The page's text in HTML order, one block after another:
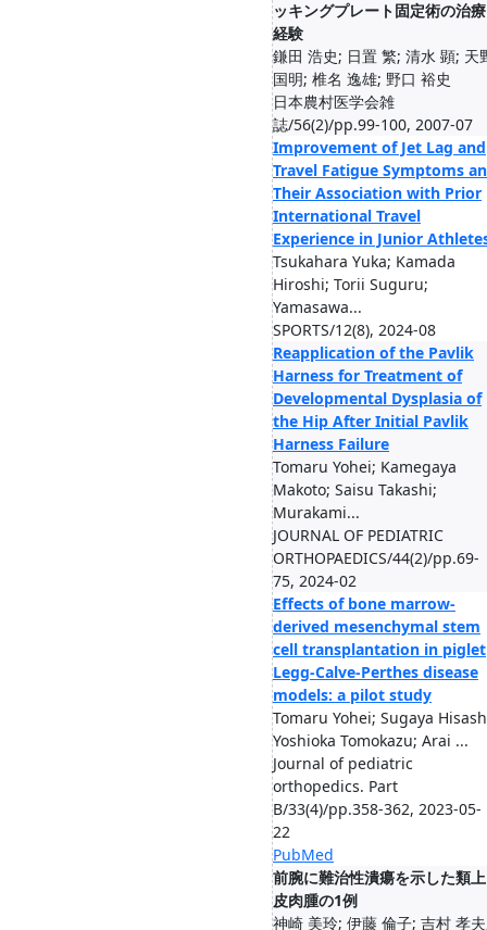
ッキングプレート固定術の治療
経験
鎌田 浩史; 日置 繁; 清水 顕; 天
国明; 椎名 逸雄; 野口 裕史
日本農村医学会雑
誌/56(2)/pp.99-100, 2007-07
Improvement of Jet Lag and
Travel Fatigue Symptoms
Their Association with Prior
International Travel
Experience in Junior
Tsukahara Yuka; Kamada
Hiroshi; Torii Suguru;
Yamasawa...
SPORTS/12(8), 2024-08
Reapplication of the Pavlik
Harness for Treatment of
Developmental Dysplasia of
the Hip After Initial Pavlik
Harness Failure
Tomaru Yohei; Kamegaya
Makoto; Saisu Takashi;
Murakami...
JOURNAL OF PEDIATRIC
ORTHOPAEDICS/44(2)/pp.69-
75, 2024-02
Effects of bone marrow-
derived mesenchymal stem
cell transplantation in piglet
Legg-Calve-Perthes disease
models: a pilot study
Tomaru Yohei; Sugaya
Yoshioka Tomokazu; Arai ...
Journal of pediatric
orthopedics. Part
B/33(4)/pp.358-362, 2023-05-
22
PubMed
前腕に難治性潰瘍を示した類上
皮肉腫の1例
神崎 美玲; 伊藤 倫子; 吉村 孝